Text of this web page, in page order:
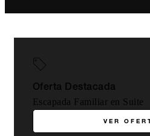
Oferta Destacada
Escapada Familiar en Suite
VER